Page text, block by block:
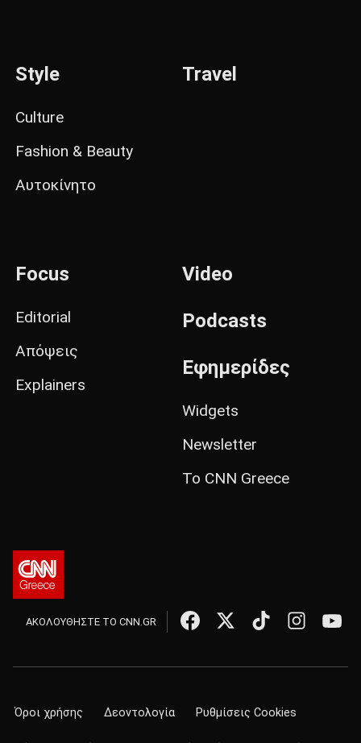
Style
Culture
Fashion & Beauty
Αυτοκίνητο
Travel
Focus
Editorial
Απόψεις
Explainers
Video
Podcasts
Εφημερίδες
Widgets
Newsletter
Το CNN Greece
ΑΚΟΛΟΥΘΗΣΤΕ ΤΟ CNN.GR
Όροι χρήσης Δεοντολογία Ρυθμίσεις Cookies